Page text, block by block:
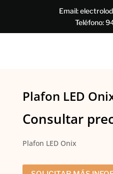
Email:
Teléfono:
Plafon LED
Consultar
Plafon LED Onix